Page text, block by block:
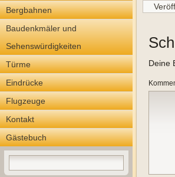
Bergbahnen
Baudenkmäler und
Sehenswürdigkeiten
Türme
Eindrücke
Flugzeuge
Kontakt
Gästebuch
Deine